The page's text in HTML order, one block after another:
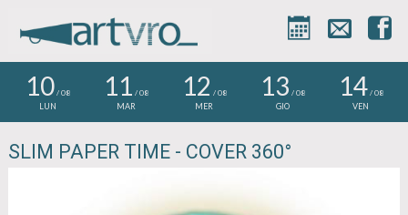



10/ 08
LUN
11 / 08
MAR
12 / 08
MER
13 / 08
GIO
14/ 08
VEN
SLIM PAPER TIME - COVER 360°